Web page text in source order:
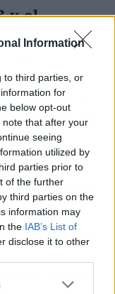
Information
to third parties, or
for
below opt-out
that after your
seeing
utilized by
parties prior to
of the further
third parties on the
information may
the IAB’s List of
disclose it to other
y el
con
el momento
hombre y una
lunar, una
ha pisado.
objetivo
a una sequía
de